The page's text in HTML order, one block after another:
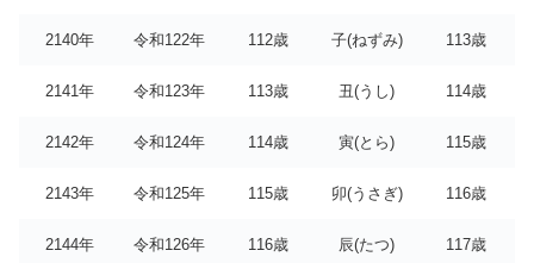
2140年 令和122年 112歳 子(ねずみ) 113歳
2141年 令和123年 113歳 丑(うし) 114歳
2142年 令和124年 114歳 寅(とら) 115歳
2143年 令和125年 115歳 卯(うさぎ) 116歳
2144年 令和126年 116歳 辰(たつ) 117歳